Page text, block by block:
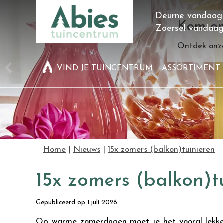
Kom
Ontdek
Home Nieuws 15x zomers (balkon)tuinieren
Deurne
Zoersel
VIND JE TUINCENTRUM ASSORTIMENT
15x zomers
Gepubliceerd op 1 juli 2026
Op warme zomerdagen moet je het vooral